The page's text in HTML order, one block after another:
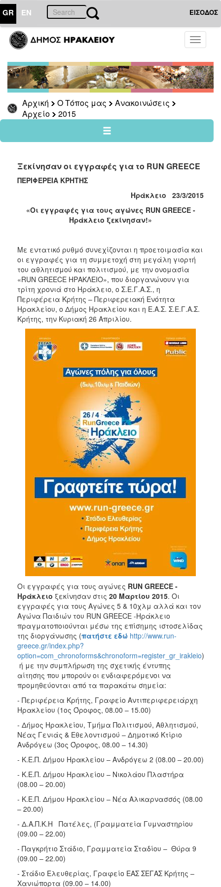
GR EN ΕΙΣΟΔΟΣ
Toggle
Αρχική Ο Τόπος μας
Ανακοινώσεις
Αρχείο
2015
ΤΟΠΟΣ
ΜΑΣ
Ανακοινώσεις
Αρχείο
2026
2025
2021
2016
2015
2012
2011
Ξεκίνησαν οι εγγραφές για το RUN GREECE
ΠΕΡΙΦΕΡΕΙΑ ΚΡΗΤΗΣ
Ηράκλειο 23/3/2015
«Οι εγγραφές για τους αγώνες RUN GREECE -
Ηράκλειο ξεκίνησαν!»
Με εντατικό ρυθμό συνεχίζονται η προετοιμασία και
οι εγγραφές για τη συμμετοχή στη μεγάλη γιορτή
του αθλητισμού και πολιτισμού, με την ονομασία
«RUN GREECE ΗΡΑΚΛΕΙΟ», που διοργανώνουν για
τρίτη χρονιά στο Ηράκλειο, ο Σ.Ε.Γ.Α.Σ., η
Περιφέρεια Κρήτης – Περιφερειακή Ενότητα
Ηρακλείου, ο Δήμος Ηρακλείου και η Ε.Α.Σ. Σ.Ε.Γ.Α.Σ.
Κρήτης, την Κυριακή 26 Απριλίου.
Οι εγγραφές για τους αγώνες RUN GREECE -
Ηράκλειο ξεκίνησαν στις 20 Μαρτίου 2015. Οι
εγγραφές για τους Αγώνες 5 & 10χλμ αλλά και τον
Αγώνα Παιδιών του RUN GREECE -Ηράκλειο
πραγματοποιούνται μέσω της επίσημης ιστοσελίδας
της διοργάνωσης (πατήστε εδώ http://www.run-
greece.gr/index.php?
option=com_chronoforms&chronoform=register_gr_irakleio)
ή με την συμπλήρωση της σχετικής έντυπης
αίτησης που μπορούν οι ενδιαφερόμενοι να
προμηθεύονται από τα παρακάτω σημεία:
- Περιφέρεια Κρήτης, Γραφείο Αντιπεριφερειάρχη
Ηρακλείου (1ος Όροφος, 08.00 – 15.00)
- Δήμος Ηρακλείου, Τμήμα Πολιτισμού, Αθλητισμού,
Νέας Γενιάς & Εθελοντισμού – Δημοτικό Κτίριο
Ανδρόγεω (3ος Όροφος, 08.00 – 14.30)
- Κ.Ε.Π. Δήμου Ηρακλείου – Ανδρόγεω 2 (08.00 – 20.00)
- Κ.Ε.Π. Δήμου Ηρακλείου – Νικολάου Πλαστήρα
(08.00 – 20.00)
- Κ.Ε.Π. Δήμου Ηρακλείου – Νέα Αλικαρνασσός (08.00
– 20.00)
- Δ.Α.Π.Κ.Η Πατέλες, (Γραμματεία Γυμναστηρίου
(09.00 – 22.00)
- Παγκρήτιο Στάδιο, Γραμματεία Σταδίου – Θύρα 9
(09.00 – 22.00)
- Στάδιο Ελευθερίας, Γραφείο ΕΑΣ ΣΕΓΑΣ Κρήτης –
Χανιώπορτα (09.00 – 14.00)